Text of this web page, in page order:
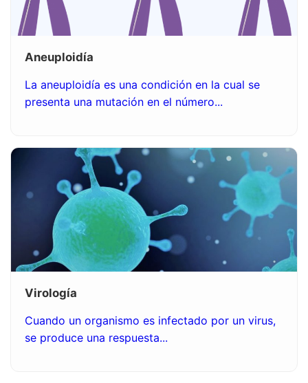
Aneuploidía
La aneuploidía es una condición en la cual se
presenta una mutación en el número...
Virología
Cuando un organismo es infectado por un virus,
se produce una respuesta...